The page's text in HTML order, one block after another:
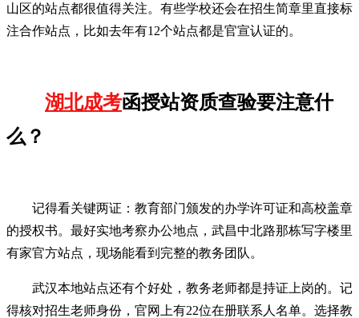
山区的站点都很值得关注。有些学校还会在招生简章里直接标
注合作站点，比如去年有12个站点都是官宣认证的。
湖北成考函授站资质查验要注意什
么？
记得看关键两证：教育部门颁发的办学许可证和高校盖章
的授权书。最好实地考察办公地点，武昌中北路那栋写字楼里
有家官方站点，现场能看到完整的教务团队。
武汉本地站点还有个好处，教务老师都是持证上岗的。记
得核对招生老师身份，官网上有22位在册联系人名单。选择教